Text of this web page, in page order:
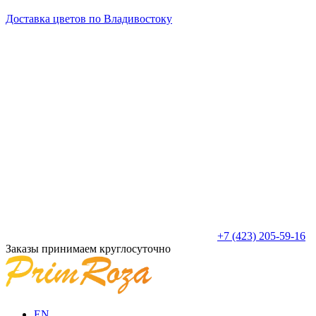
Доставка цветов по Владивостоку
+7 (423) 205-59-16
Заказы принимаем круглосуточно